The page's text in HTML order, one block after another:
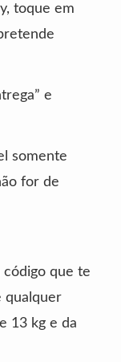
toque em
e
somente
for de
código que te
qualquer
13 kg e da